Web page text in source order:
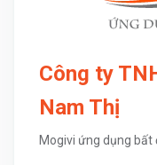
Công ty
Nam Thị
Mogivi ứng dụng bất